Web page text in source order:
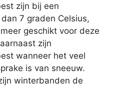
zijn bij een
7 graden Celsius,
geschikt voor deze
zijn
wanneer het veel
is van sneeuw.
winterbanden de